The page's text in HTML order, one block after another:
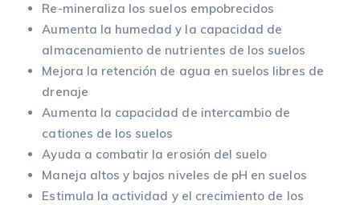
Re-mineraliza los suelos empobrecidos
Aumenta la humedad y la capacidad de
almacenamiento de nutrientes de los suelos
Mejora la retención de agua en suelos libres de
drenaje
Aumenta la capacidad de intercambio de
cationes de los suelos
Ayuda a combatir la erosión del suelo
Maneja altos y bajos niveles de pH en suelos
Estimula la actividad y el crecimiento de los